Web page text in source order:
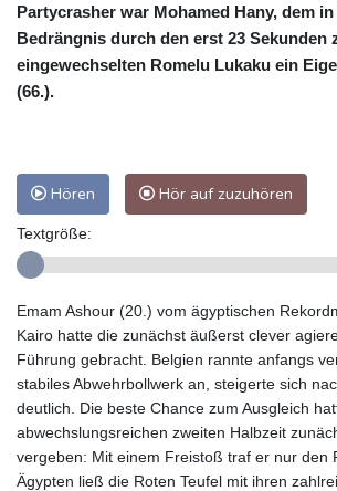
Partycrasher war Mohamed Hany, dem
Bedrängnis durch den erst 23 Sekunden
eingewechselten Romelu Lukaku ein
(66.).
Hören Hör auf zuzuhören
Textgröße:
Emam Ashour (20.) vom ägyptischen
Kairo hatte die zunächst äußerst clever
Führung gebracht. Belgien rannte anfangs
stabiles Abwehrbollwerk an, steigerte sich
deutlich. Die beste Chance zum Ausgleich
abwechslungsreichen zweiten Halbzeit
vergeben: Mit einem Freistoß traf er nur den
Ägypten ließ die Roten Teufel mit ihren